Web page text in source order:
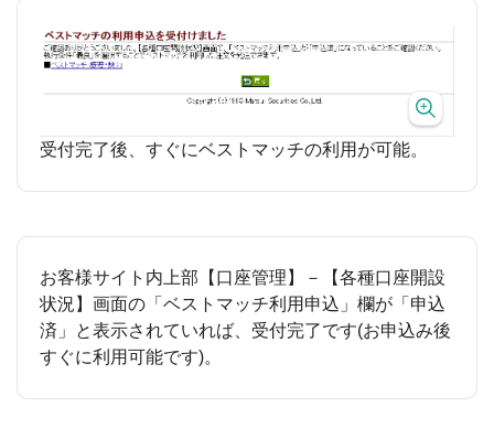
受付完了後、すぐにベストマッチの利用が可能。
お客様サイト内上部【口座管理】－【各種口座開設
状況】画面の「ベストマッチ利用申込」欄が「申込
済」と表示されていれば、受付完了です(お申込み後
すぐに利用可能です)。